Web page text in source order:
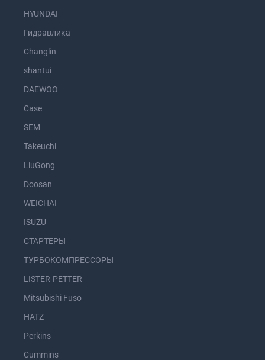
HYUNDAI
Гидравлика
Changlin
shantui
DAEWOO
Case
SEM
Takeuchi
LiuGong
Doosan
WEICHAI
ISUZU
СТАРТЕРЫ
ТУРБОКОМПРЕССОРЫ
LISTER-PETTER
Mitsubishi Fuso
HATZ
Perkins
Cummins